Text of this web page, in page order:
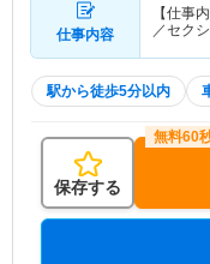
仕事内容
【仕事内
／セク
駅から徒歩5分以内
保存する